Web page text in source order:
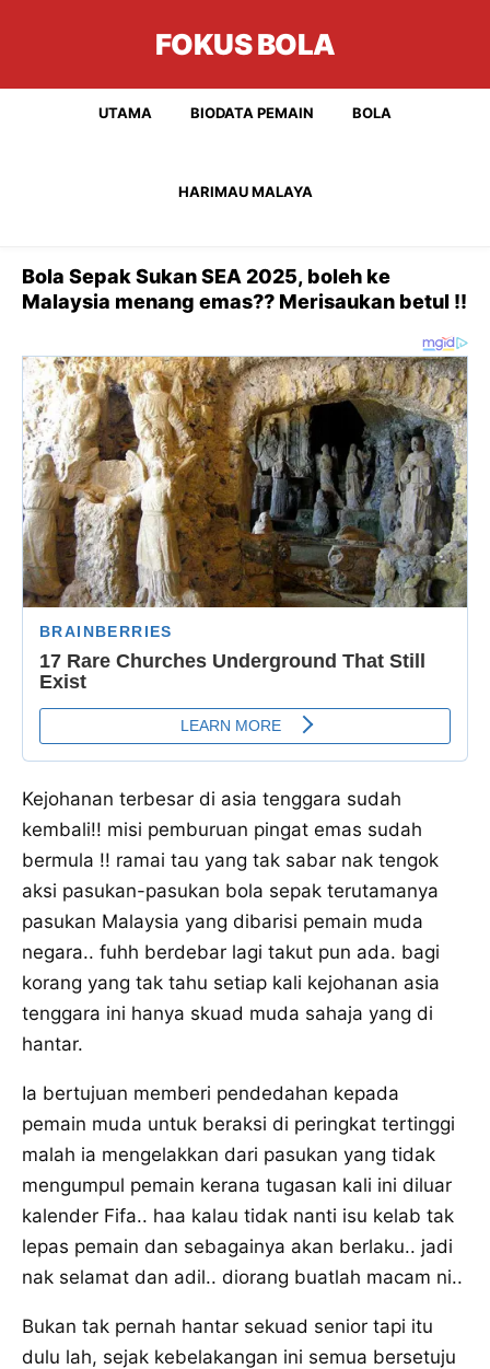
FOKUS BOLA
UTAMA BIODATA PEMAIN BOLA
HARIMAU MALAYA
Bola Sepak Sukan SEA 2025, boleh ke
Malaysia menang emas?? Merisaukan betul !!
Kejohanan terbesar di asia tenggara sudah
kembali!! misi pemburuan pingat emas sudah
bermula !! ramai tau yang tak sabar nak tengok
aksi pasukan-pasukan bola sepak terutamanya
pasukan Malaysia yang dibarisi pemain muda
negara.. fuhh berdebar lagi takut pun ada. bagi
korang yang tak tahu setiap kali kejohanan asia
tenggara ini hanya skuad muda sahaja yang di
hantar.
Ia bertujuan memberi pendedahan kepada
pemain muda untuk beraksi di peringkat tertinggi
malah ia mengelakkan dari pasukan yang tidak
mengumpul pemain kerana tugasan kali ini diluar
kalender Fifa.. haa kalau tidak nanti isu kelab tak
lepas pemain dan sebagainya akan berlaku.. jadi
nak selamat dan adil.. diorang buatlah macam ni..
Bukan tak pernah hantar sekuad senior tapi itu
dulu lah, sejak kebelakangan ini semua bersetuju